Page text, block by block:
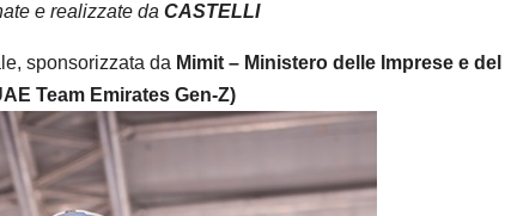
e realizzate daCASTELLI
sponsorizzata da Mimit – Ministero delle Imprese e del
Team Emirates Gen-Z)